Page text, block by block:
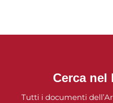
Cerca nel
Tutti i documenti